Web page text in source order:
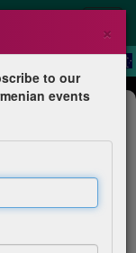
Concert
×
to our
events